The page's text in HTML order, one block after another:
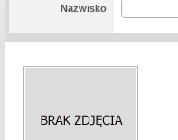
Nazwisko